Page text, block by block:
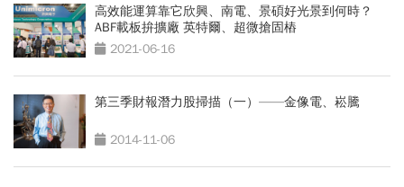
高效能運算靠它欣興、南電、景碩好光景到何時？
ABF載板拚擴廠 英特爾、超微搶固樁
2021-06-16
第三季財報潛力股掃描（一）——金像電、崧騰
2014-11-06